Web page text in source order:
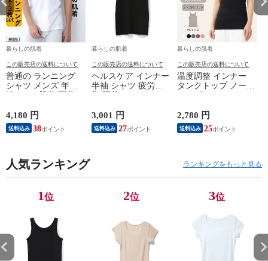
暮らしの肌着
この販売店の送料について
普通の ランニング
シャツ メンズ 年間
ンクトップ ノースリ
ーブ インナー 紳士
男性 シニア 抗菌 防
4,180 円
送料込み 38
暮らしの肌着
この販売店の送料について
ヘルスケア インナー
半袖 シャツ 疲労回
外線 疲労軽減 ボデ
ィケア 健康 プレゼ
ント ギフト ヘルス
3,001 円
送料込み 27
暮らしの肌着
この販売店の送料について
温度調整 インナー
タンクトップ ノース
オフホワイト/ブラウ
ン/ブラック/チャコ
ールグレー/ピンク
2,780 円
送料込み 25
人気ランキング ランキングをもっと見る
1位 2位 3位